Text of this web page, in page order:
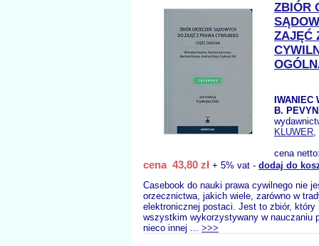
ZBIÓR
ZAJĘĆ
IWANIEC
B.
KLUWER,
cena
cena 43,80 zł + 5% vat - dodaj do
Casebook do nauki prawa cywilnego nie
orzecznictwa, jakich wiele, zarówno w
elektronicznej postaci. Jest to zbiór, który
wszystkim wykorzystywany w nauczaniu
nieco innej ... >>>